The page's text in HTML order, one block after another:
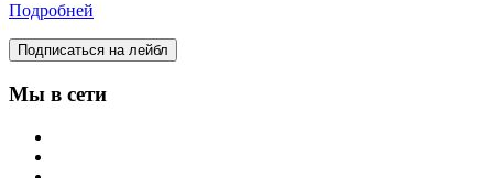
Подробней
Подписаться на лейбл
Мы в сети